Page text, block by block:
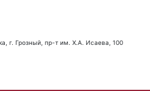
г. Грозный, пр-т им. Х.А. Исаева, 100